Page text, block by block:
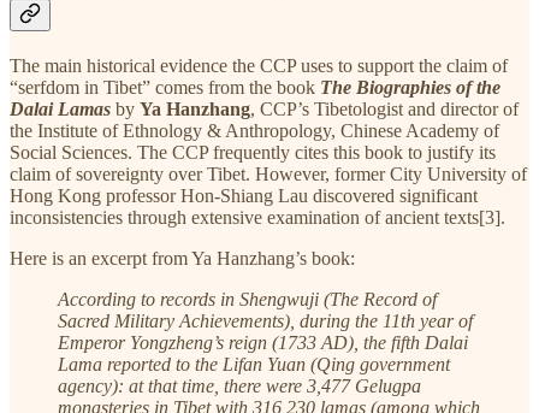
The main historical evidence the CCP uses to support the claim of
“serfdom in Tibet” comes from the book The Biographies of the
Dalai Lamas by Ya Hanzhang, CCP’s Tibetologist and director of
the Institute of Ethnology & Anthropology, Chinese Academy of
Social Sciences. The CCP frequently cites this book to justify its
claim of sovereignty over Tibet. However, former City University of
Hong Kong professor Hon-Shiang Lau discovered significant
inconsistencies through extensive examination of ancient texts[3].
Here is an excerpt from Ya Hanzhang’s book:
According to records in Shengwuji (The Record of
Sacred Military Achievements), during the 11th year of
Emperor Yongzheng’s reign (1733 AD), the fifth Dalai
Lama reported to the Lifan Yuan (Qing government
agency): at that time, there were 3,477 Gelugpa
monasteries in Tibet with 316,230 lamas (among which